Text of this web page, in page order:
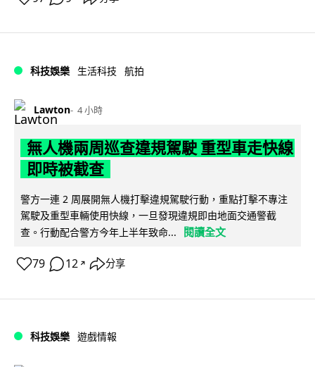
科技娛樂 生活科技 航拍
Lawton 4 小時
無人機兩周巡查違規駕駛 重型車走快線
即時被截查
警方一連 2 周展開無人機打擊違規駕駛行動，重點打擊不專注
駕駛及重型車輛使用快線，一旦發現違規即由地面交通警截
查。行動配合警方今年上半年致命...
閱讀全文
79 12 ↗ 分享
科技娛樂 遊戲情報